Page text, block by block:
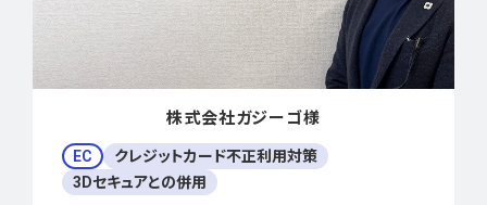
株式会社ガジーゴ様
EC
クレジットカード不正利用対策
3Dセキュアとの併用